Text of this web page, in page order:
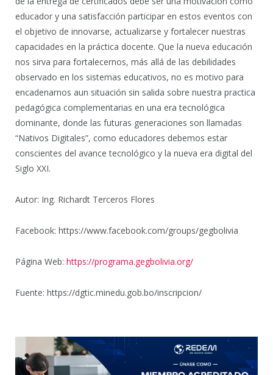
educador y una satisfacción participar en estos eventos con
el objetivo de innovarse, actualizarse y fortalecer nuestras
capacidades en la práctica docente. Que la nueva educación
nos sirva para fortalecernos, más allá de las debilidades
observado en los sistemas educativos, no es motivo para
encadenarnos aun situación sin salida sobre nuestra practica
pedagógica complementarias en una era tecnológica
dominante, donde las futuras generaciones son llamadas
“Nativos Digitales”, como educadores debemos estar
conscientes del avance tecnológico y la nueva era digital del
Siglo XXI.
Autor: Ing. Richardt Terceros Flores
Facebook: https://www.facebook.com/groups/gegbolivia
Página Web: https://programa.gegbolivia.org/
Fuente: https://dgtic.minedu.gob.bo/inscripcion/